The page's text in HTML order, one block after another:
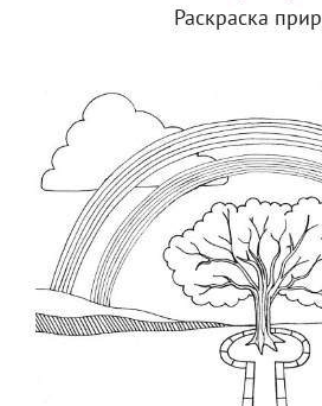
Раскраска